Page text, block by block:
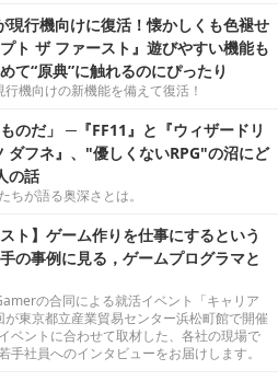
現行機向けに復活！懐かしくも色褪せ
ト ザ ファースト』遊びやすい機能も
て“原典”に触れるのにぴったり
機向けの新機能を備えて復活！
ものだ」 ─『FF11』と『ウィザードリ
ダフネ』、"優しくないRPG"の沼にど
の話
ちが語る奥深さとは。
スト】ゲーム作りを仕事にするという
の事例に見る，ゲームプログラマと
の合同による就活イベント「キャリア
が東京都立産業貿易センター浜松町館で開催
ベントに合わせて取材した、各社の現場で
手社員へのインタビューをお届けします。